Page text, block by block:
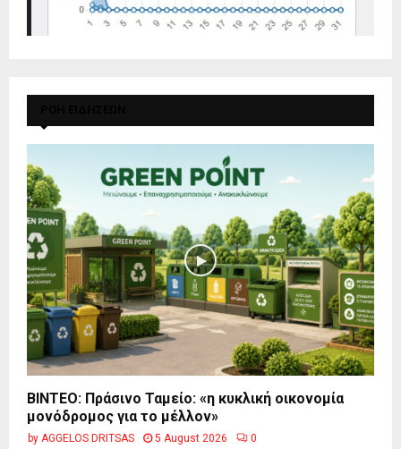
BINTEO: Πράσινο Ταμείο: «η κυκλική οικονομία
μονόδρομος για το μέλλον»
by AGGELOS DRITSAS 5 August 2026 0